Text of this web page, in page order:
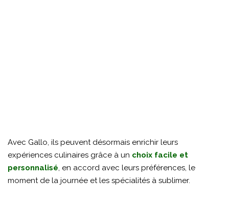
Avec Gallo, ils peuvent désormais enrichir leurs
expériences culinaires grâce à un choix facile et
personnalisé, en accord avec leurs préférences, le
moment de la journée et les spécialités à sublimer.